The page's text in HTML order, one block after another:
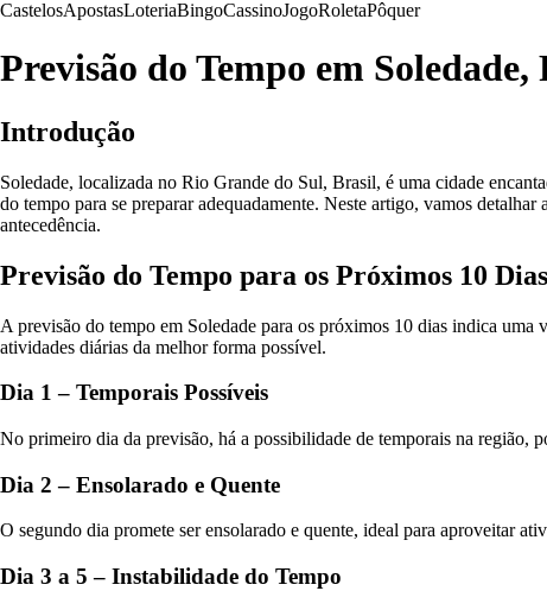
CastelosApostasLoteriaBingoCassinoJogoRoletaPôquer
Previsão do Tempo em Soledade,
Introdução
Soledade, localizada no Rio Grande do Sul, Brasil, é uma cidade
do tempo para se preparar adequadamente. Neste artigo, vamos
antecedência.
Previsão do Tempo para os Próximos 10 Dias
A previsão do tempo em Soledade para os próximos 10 dias indica uma
atividades diárias da melhor forma possível.
Dia 1 – Temporais Possíveis
No primeiro dia da previsão, há a possibilidade de temporais na região,
Dia 2 – Ensolarado e Quente
O segundo dia promete ser ensolarado e quente, ideal para aproveitar
Dia 3 a 5 – Instabilidade do Tempo